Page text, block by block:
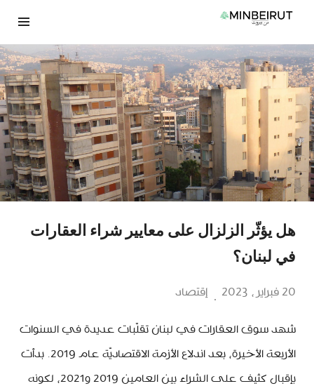
انتقل
المحتوى
هل يؤثّر الزلزال على معايير شراء العقارات
في لبنان؟
20 فبراير، 2023 إقتصاد
شهد سوق العقارات في لبنان تقلّبات عديدة في السنوات
الأربعة الأخيرة، بعد اندلاع الأزمة الاقتصاديّة عام 2019. بدأت
بإقبال كثيف على الشراء بين العامين 2019 و2021، لكونه